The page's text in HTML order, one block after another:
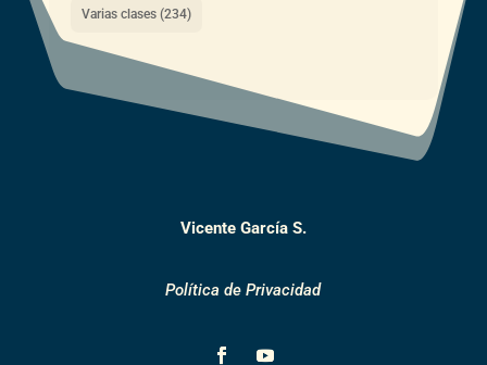
Varias clases(234)
Vicente García S.
Política de Privacidad